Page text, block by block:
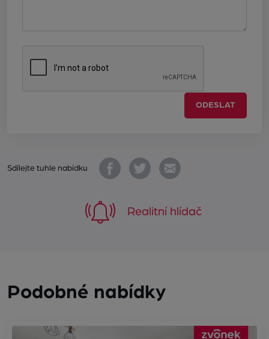
ODESLAT
Sdílejte tuhle nabídku
Realitní hlídač
Podobné nabídky